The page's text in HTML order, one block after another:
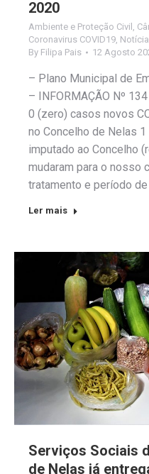
2020
Ambiente e Proteção Civil
Coronavirus COVID19
By Filipa Pais 12 Agosto
– Plano Municipal de
– INFORMAÇÃO Nº
0 (zero) casos novos
no Concelho de Nelas
imputado ao Concelho
mudaram para o nosso
tratamento e período
Ler mais
Serviços Sociais
de Nelas já